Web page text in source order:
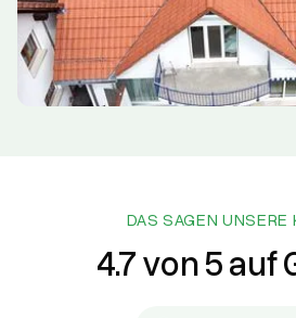
DAS SAGEN UNSERE
4.7 von 5 auf